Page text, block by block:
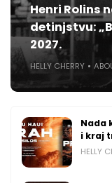
Henri Rolins
detinjstvu:
2027.
HELLY CHERRY
Nada
i kraj
HELLY